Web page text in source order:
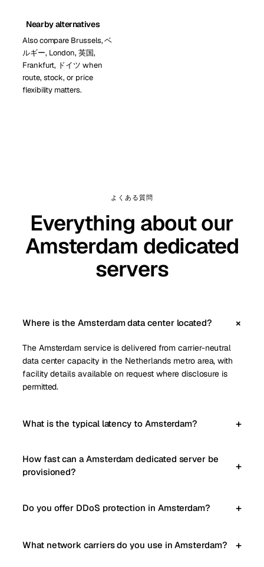
Nearby alternatives
Also compare Brussels, ベ
ルギー, London, 英国,
Frankfurt, ドイツ when
route, stock, or price
flexibility matters.
よくある質問
Everything about our
Amsterdam dedicated
servers
Where is the Amsterdam data center located?
The Amsterdam service is delivered from carrier-neutral
data center capacity in the Netherlands metro area, with
facility details available on request where disclosure is
permitted.
What is the typical latency to Amsterdam?
How fast can a Amsterdam dedicated server be
provisioned?
Do you offer DDoS protection in Amsterdam?
What network carriers do you use in Amsterdam?